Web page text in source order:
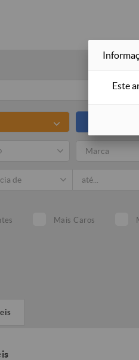
Marca
Mais Caros
Este